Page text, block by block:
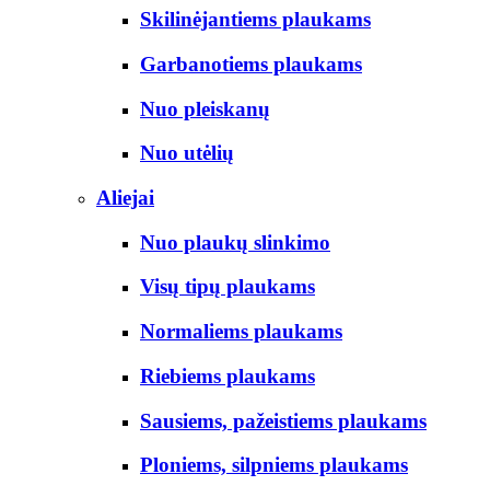
Skilinėjantiems plaukams
Garbanotiems plaukams
Nuo pleiskanų
Nuo utėlių
Aliejai
Nuo plaukų slinkimo
Visų tipų plaukams
Normaliems plaukams
Riebiems plaukams
Sausiems, pažeistiems plaukams
Ploniems, silpniems plaukams